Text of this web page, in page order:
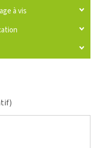
à vis